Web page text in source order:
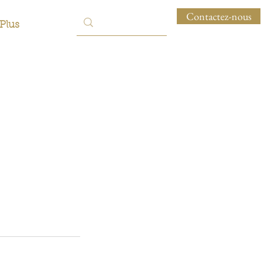
Plus
Contactez-nous